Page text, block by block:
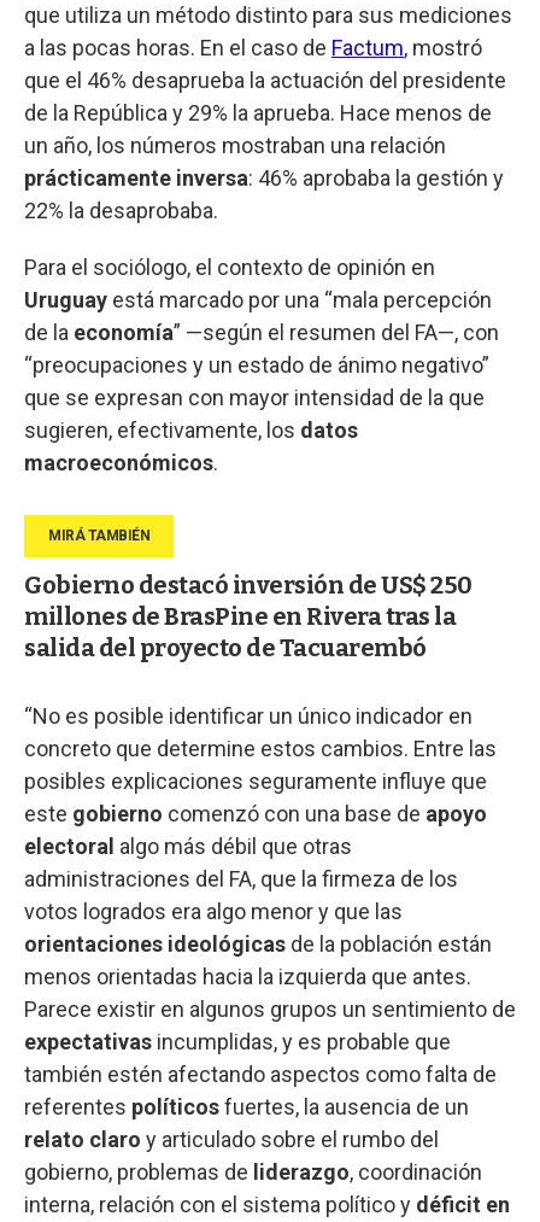
que utiliza un método distinto para sus mediciones
a las pocas horas. En el caso de Factum, mostró
que el 46% desaprueba la actuación del presidente
de la República y 29% la aprueba. Hace menos de
un año, los números mostraban una relación
prácticamente inversa: 46% aprobaba la gestión y
22% la desaprobaba.
Para el sociólogo, el contexto de opinión en
Uruguay está marcado por una “mala percepción
de la economía” —según el resumen del FA—, con
“preocupaciones y un estado de ánimo negativo”
que se expresan con mayor intensidad de la que
sugieren, efectivamente, los datos
macroeconómicos.
Gobierno destacó inversión de US$ 250
millones de BrasPine en Rivera tras la
salida del proyecto de Tacuarembó
“No es posible identificar un único indicador en
concreto que determine estos cambios. Entre las
posibles explicaciones seguramente influye que
este gobierno comenzó con una base de apoyo
electoral algo más débil que otras
administraciones del FA, que la firmeza de los
votos logrados era algo menor y que las
orientaciones ideológicas de la población están
menos orientadas hacia la izquierda que antes.
Parece existir en algunos grupos un sentimiento de
expectativas incumplidas, y es probable que
también estén afectando aspectos como falta de
referentes políticosfuertes, la ausencia de un
relato claro y articulado sobre el rumbo del
gobierno, problemas de liderazgo, coordinación
interna, relación con el sistema político y déficit en